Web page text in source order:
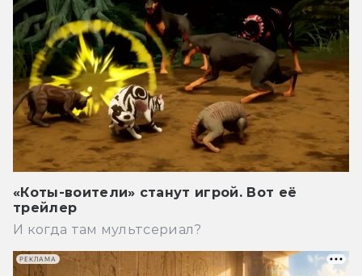
«Коты-воители» станут игрой. Вот её
трейлер
И когда там мультсериал?
РЕКЛАМА